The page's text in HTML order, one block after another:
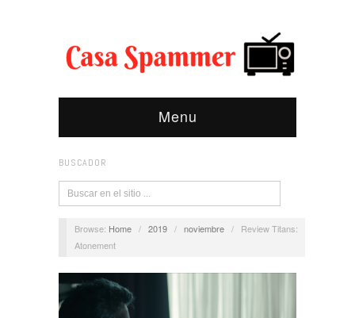
Menu
BUSCADOR
Browse: Home / 2019 / noviembre /
Review Titans:
Atonement